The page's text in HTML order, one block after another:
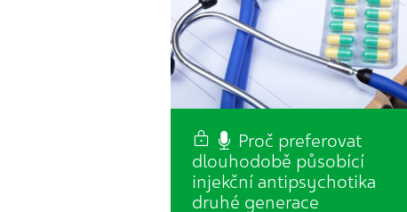
Proč preferovat
dlouhodobě působící
injekční antipsychotika
druhé generace